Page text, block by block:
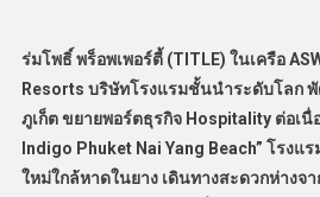
ร่มโพธิ์ พร็อพเพอร์ตี้ (TITLE) ในเครือ
Resorts บริษัทโรงแรมชั้นนำระดับโลก
ภูเก็ต ขยายพอร์ตธุรกิจ Hospitality ต่อเนื่
Indigo Phuket Nai Yang Beach” โรงแ
ใหม่ใกล้หาดในยาง เดินทางสะดวกห่างจ